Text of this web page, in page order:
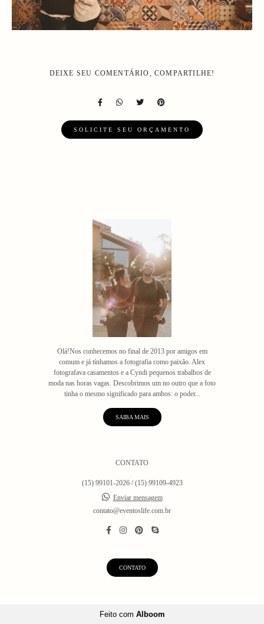
DEIXE SEU COMENTÁRIO, COMPARTILHE!
SOLICITE SEU ORÇAMENTO
Olá!Nos conhecemos no final de 2013 por amigos em
comum e já tínhamos a fotografia como paixão. Alex
fotografava casamentos e a Cyndi pequenos trabalhos de
moda nas horas vagas. Descobrimos um no outro que a foto
tinha o mesmo significado para ambos: o poder...
SAIBA MAIS
CONTATO
(15) 99101-2026 / (15) 99109-4923
Enviar mensagem
contato@eventoslife.com.br
CONTATO
Feito com Alboom